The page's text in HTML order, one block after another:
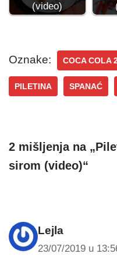
(video)
Oznake: COCA COLA
PILETINA SPANAĆ
2 mišljenja na
sirom (video)“
Lejla
23/07/2019 u